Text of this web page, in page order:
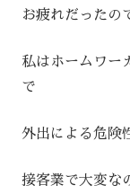
お疲れだったの
私はホームワー
で
外出による危険
接客業で大変な